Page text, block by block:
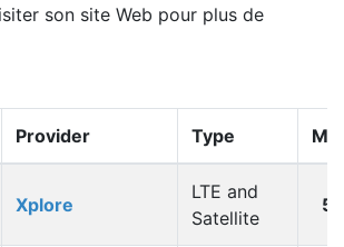
son site Web pour plus de
Provider Type
Xplore
LTE and
Satellite